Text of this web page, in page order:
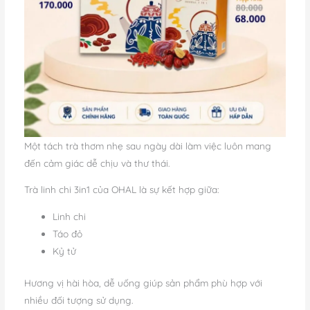
Một tách trà thơm nhẹ sau ngày dài làm việc luôn mang
đến cảm giác dễ chịu và thư thái.
Trà linh chi 3in1 của OHAL là sự kết hợp giữa:
Linh chi
Táo đỏ
Kỷ tử
Hương vị hài hòa, dễ uống giúp sản phẩm phù hợp với
nhiều đối tượng sử dụng.